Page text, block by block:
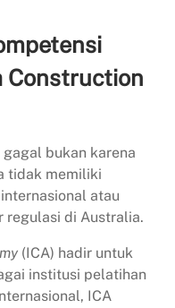
Construction
bukan karena
tidak memiliki
atau
regulasi di Australia.
(ICA) hadir untuk
institusi pelatihan
ICA